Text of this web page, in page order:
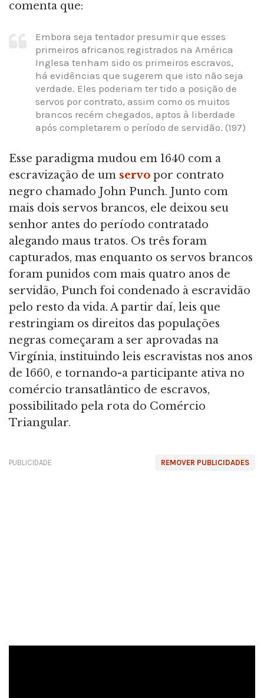
comenta que:
Embora seja tentador presumir que esses
primeiros africanos registrados na América
Inglesa tenham sido os primeiros escravos,
há evidências que sugerem que isto não seja
verdade. Eles poderiam ter tido a posição de
servos por contrato, assim como os muitos
brancos recém chegados, aptos à liberdade
após completarem o período de servidão. (197)
Esse paradigma mudou em 1640 com a
escravização de um servo por contrato
negro chamado John Punch. Junto com
mais dois servos brancos, ele deixou seu
senhor antes do período contratado
alegando maus tratos. Os três foram
capturados, mas enquanto os servos brancos
foram punidos com mais quatro anos de
servidão, Punch foi condenado à escravidão
pelo resto da vida. A partir daí, leis que
restringiam os direitos das populações
negras começaram a ser aprovadas na
Virgínia, instituindo leis escravistas nos anos
de 1660, e tornando-a participante ativa no
comércio transatlântico de escravos,
possibilitado pela rota do Comércio
Triangular.
REMOVER PUBLICIDADES
PUBLICIDADE